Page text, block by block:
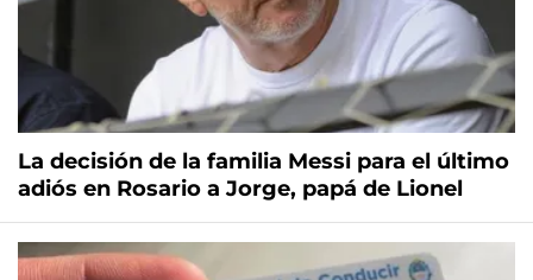
La decisión de la familia Messi para el último
adiós en Rosario a Jorge, papá de Lionel